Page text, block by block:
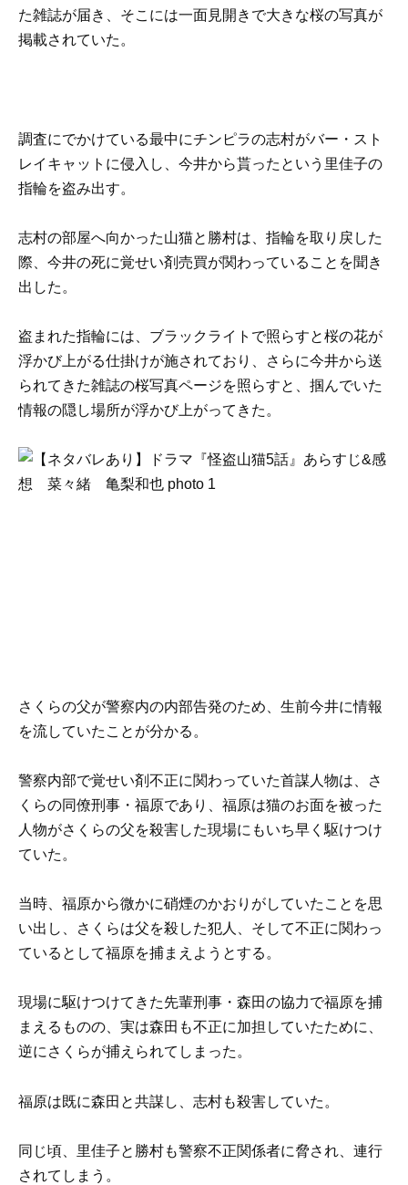
た雑誌が届き、そこには一面見開きで大きな桜の写真が
掲載されていた。
調査にでかけている最中にチンピラの志村がバー・スト
レイキャットに侵入し、今井から貰ったという里佳子の
指輪を盗み出す。
志村の部屋へ向かった山猫と勝村は、指輪を取り戻した
際、今井の死に覚せい剤売買が関わっていることを聞き
出した。
盗まれた指輪には、ブラックライトで照らすと桜の花が
浮かび上がる仕掛けが施されており、さらに今井から送
られてきた雑誌の桜写真ページを照らすと、掴んでいた
情報の隠し場所が浮かび上がってきた。
さくらの父が警察内の内部告発のため、生前今井に情報
を流していたことが分かる。
警察内部で覚せい剤不正に関わっていた首謀人物は、さ
くらの同僚刑事・福原であり、福原は猫のお面を被った
人物がさくらの父を殺害した現場にもいち早く駆けつけ
ていた。
当時、福原から微かに硝煙のかおりがしていたことを思
い出し、さくらは父を殺した犯人、そして不正に関わっ
ているとして福原を捕まえようとする。
現場に駆けつけてきた先輩刑事・森田の協力で福原を捕
まえるものの、実は森田も不正に加担していたために、
逆にさくらが捕えられてしまった。
福原は既に森田と共謀し、志村も殺害していた。
同じ頃、里佳子と勝村も警察不正関係者に脅され、連行
されてしまう。